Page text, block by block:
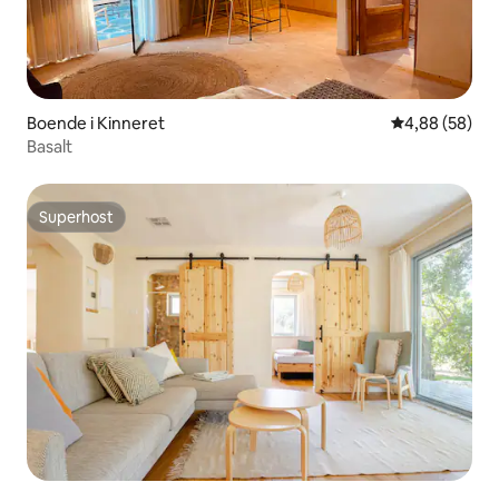
Boende i Kinneret 4,88 av 5 i
4,88 (58)
Basalt
Superhost
Superhost